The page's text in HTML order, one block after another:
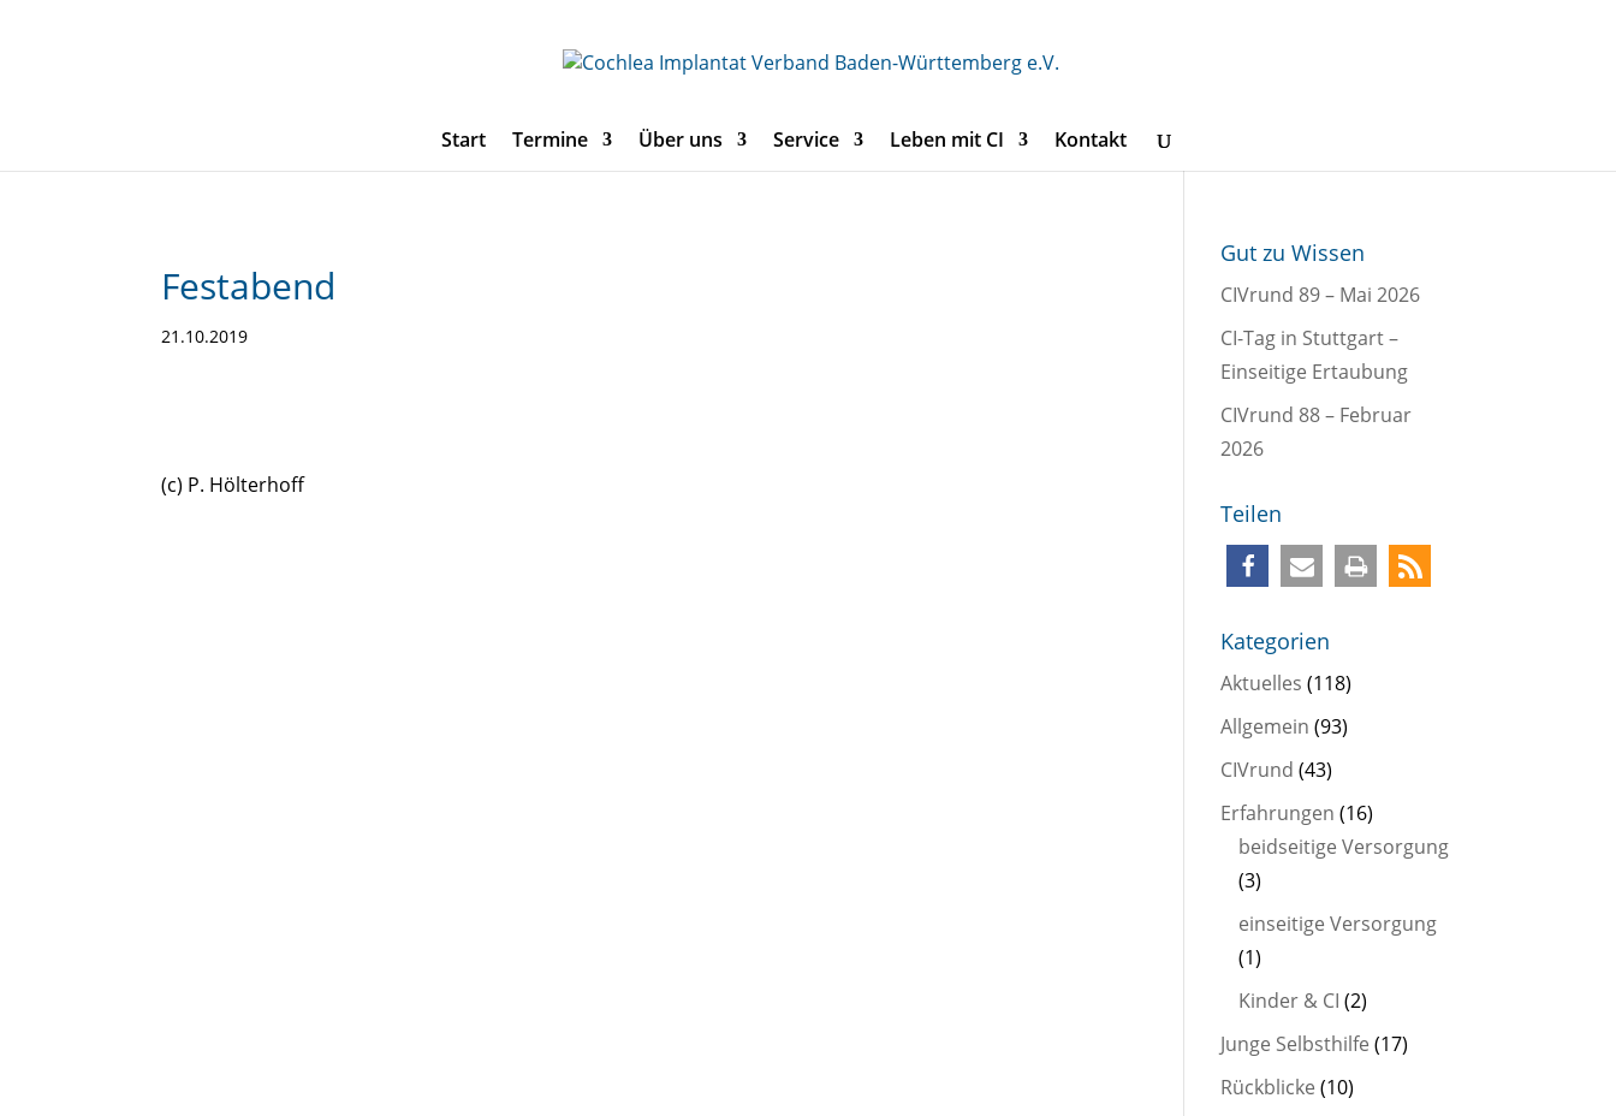
Start Termine Über uns Service Leben mit CI Kontakt
Festabend
21.10.2019
(c) P. Hölterhoff
Gut zu Wissen
CIVrund 89 – Mai 2026
CI-Tag in Stuttgart –
Einseitige Ertaubung
CIVrund 88 – Februar
2026
Teilen
Kategorien
Aktuelles (118)
Allgemein (93)
CIVrund (43)
Erfahrungen (16)
beidseitige Versorgung
(3)
einseitige Versorgung
(1)
Kinder & CI (2)
Junge Selbsthilfe (17)
Rückblicke (10)